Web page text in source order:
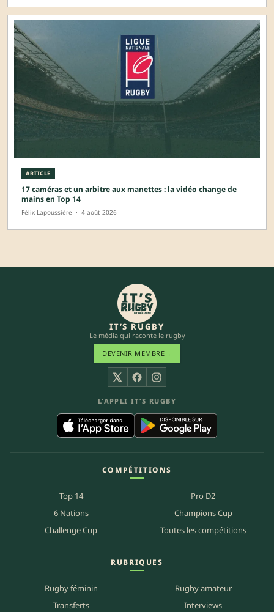
ARTICLE
17 caméras et un arbitre aux manettes : la vidéo change de
mains en Top 14
Félix Lapoussière · 4 août 2026
IT’S RUGBY
Le média qui raconte le rugby
DEVENIR MEMBRE→
X FacebookInstagram
L’APPLI IT’S RUGBY
COMPÉTITIONS
Top 14
Pro D2
6 Nations
Champions Cup
Challenge Cup
Toutes les compétitions
RUBRIQUES
Rugby féminin
Rugby amateur
Transferts
Interviews